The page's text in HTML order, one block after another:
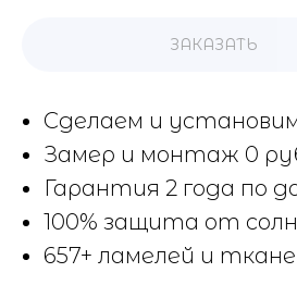
ЗАКАЗАТЬ
Сделаем и установим
Замер и монтаж 0
Гарантия 2 года по
100% защита от
657+ ламелей и